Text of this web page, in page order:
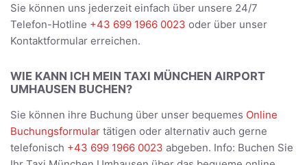
Sie können uns jederzeit einfach über unsere 24/7
Telefon-Hotline +43 699 1966 0023 oder über unser
Kontaktformular erreichen.
WIE KANN ICH MEIN TAXI MÜNCHEN AIRPORT
UMHAUSEN BUCHEN?
Sie können ihre Buchung über unser bequemes Online
Buchungsformular tätigen oder alternativ auch gerne
telefonisch +43 699 1966 0023 abgeben. Info: Buchen Sie